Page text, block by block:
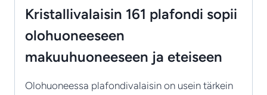
Kristallivalaisin 161 plafondi sopii
olohuoneeseen
makuuhuoneeseen ja eteiseen
Olohuoneessa plafondivalaisin on usein tärkein